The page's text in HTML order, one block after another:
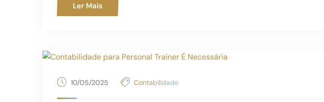
Ler Mais
10/05/2025 Contabilidade